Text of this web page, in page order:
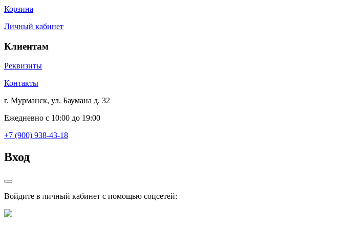
Корзина
Личный кабинет
Клиентам
Реквизиты
Контакты
г. Мурманск, ул. Баумана д. 32
Ежедневно с 10:00 до 19:00
+7 (900) 938-43-18
Вход
Войдите в личный кабинет с помощью соцсетей: